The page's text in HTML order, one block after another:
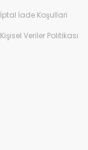
İptal İade Koşullari
Kişisel Veriler Politikası